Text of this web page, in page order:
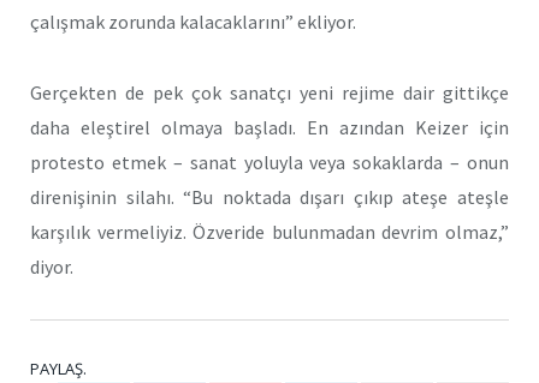
çalışmak zorunda kalacaklarını” ekliyor.
Gerçekten de pek çok sanatçı yeni rejime dair gittikçe
daha eleştirel olmaya başladı. En azından Keizer için
protesto etmek – sanat yoluyla veya sokaklarda – onun
direnişinin silahı. “Bu noktada dışarı çıkıp ateşe ateşle
karşılık vermeliyiz. Özveride bulunmadan devrim olmaz,”
diyor.
PAYLAŞ.